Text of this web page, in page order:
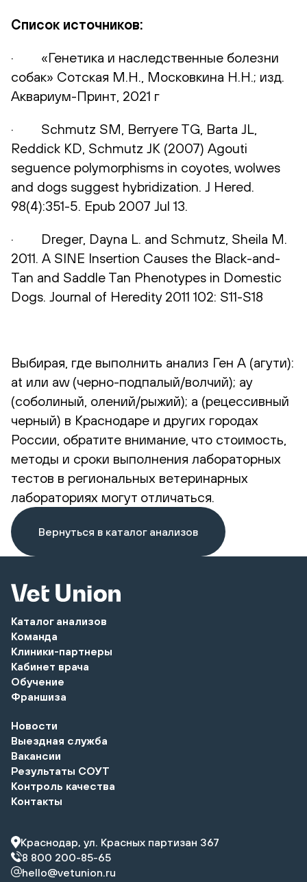
Список источников:
· «Генетика и наследственные болезни
собак» Сотская М.Н., Московкина Н.Н.; изд.
Аквариум-Принт, 2021 г
· Schmutz SM, Berryere TG, Barta JL,
Reddick KD, Schmutz JK (2007) Agouti
seguence polymorphisms in coyotes, wolwes
and dogs suggest hybridization. J Hered.
98(4):351-5. Epub 2007 Jul 13.
· Dreger, Dayna L. and Schmutz, Sheila M.
2011. A SINE Insertion Causes the Black-and-
Tan and Saddle Tan Phenotypes in Domestic
Dogs. Journal of Heredity 2011 102: S11-S18
Выбирая, где выполнить анализ Ген А (агути):
at или aw (черно-подпалый/волчий); ay
(соболиный, олений/рыжий); a (рецессивный
черный) в Краснодаре и других городах
России, обратите внимание, что стоимость,
методы и сроки выполнения лабораторных
тестов в региональных ветеринарных
лабораториях могут отличаться.
Вернуться в каталог анализов
Каталог анализов
Команда
Клиники-партнеры
Кабинет врача
Обучение
Франшиза
Новости
Выездная служба
Вакансии
Результаты СОУТ
Контроль качества
Контакты
Краснодар, ул. Красных партизан 367
8 800 200-85-65
hello@vetunion.ru